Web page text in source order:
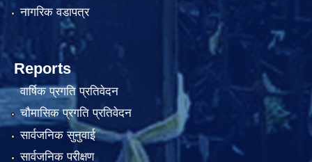
नागरिक वडापत्र
Reports
वार्षिक प्रगति प्रतिवेदन
चौमासिक प्रगति प्रतिवेदन
सार्वजनिक सुनुवाई
सार्वजनिक परीक्षण